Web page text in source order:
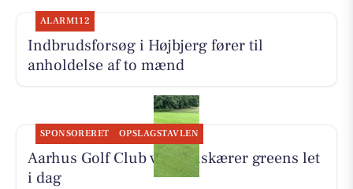
ALARM112
Indbrudsforsøg i Højbjerg fører til
anholdelse af to mænd
SPONSORERET OPSLAGSTAVLEN
Aarhus Golf Club vertikalskærer greens let
i dag